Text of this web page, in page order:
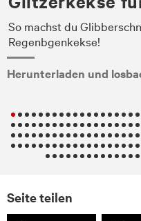
So machst du
Regenbgenkekse!
Herunterladen und
Seite teilen